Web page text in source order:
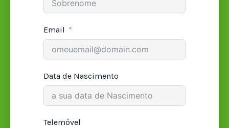
Email
Data de Nascimento
Telemóvel